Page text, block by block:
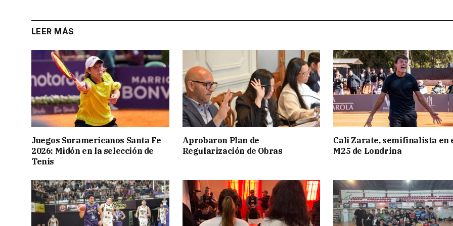
LEER MÁS
Juegos Suramericanos Santa Fe
2026: Midón en la selección de
Tenis
Aprobaron Plan de
Regularización de Obras
Cali Zarate, semifinalista en
M25 de Londrina